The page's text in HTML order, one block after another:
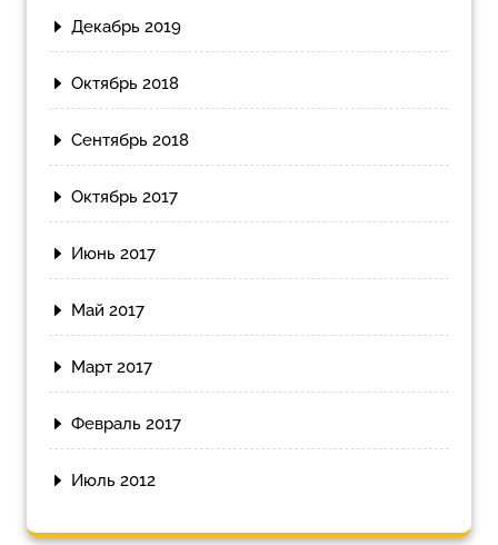
Декабрь 2019
Октябрь 2018
Сентябрь 2018
Октябрь 2017
Июнь 2017
Май 2017
Март 2017
Февраль 2017
Июль 2012